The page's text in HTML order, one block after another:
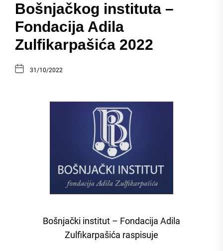
Bošnjačkog instituta –
Fondacija Adila
Zulfikarpašića 2022
31/10/2022
Bošnjački institut – Fondacija Adila
Zulfikarpašića raspisuje